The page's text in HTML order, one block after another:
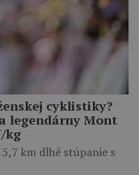
cyklistiky?
legendárny Mont
kg
km dlhé stúpanie s